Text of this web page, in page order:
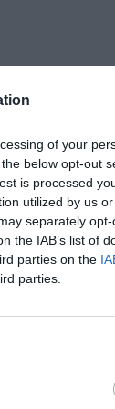
of your
below opt-out
is processed
utilized by us
separately
the IAB’s list of
parties on the
parties. Δες